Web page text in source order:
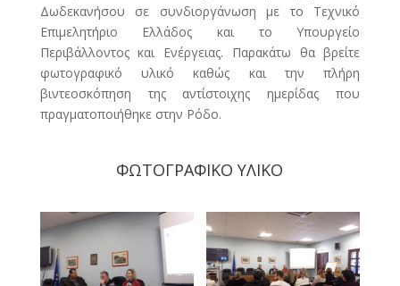
Δωδεκανήσου σε συνδιοργάνωση με το Τεχνικό
Επιμελητήριο Ελλάδος και το Υπουργείο
Περιβάλλοντος και Ενέργειας. Παρακάτω θα βρείτε
φωτογραφικό υλικό καθώς και την πλήρη
βιντεοσκόπηση της αντίστοιχης ημερίδας που
πραγματοποιήθηκε στην Ρόδο.
ΦΩΤΟΓΡΑΦΙΚΟ ΥΛΙΚΟ